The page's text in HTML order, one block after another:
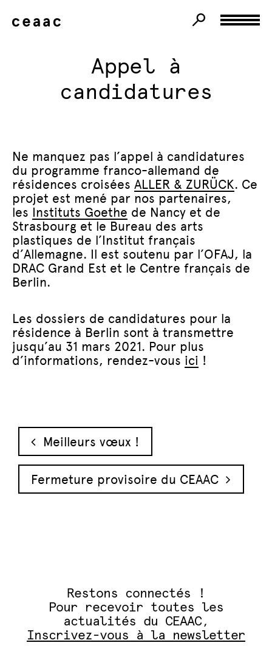
Appel à
candidatures
Ne manquez pas l’appel à candidatures
du programme franco-allemand de
résidences croisées ALLER & ZURÜCK. Ce
projet est mené par nos partenaires,
les Instituts Goethe de Nancy et de
Strasbourg et le Bureau des arts
plastiques de l’Institut français
d’Allemagne. Il est soutenu par l’OFAJ, la
DRAC Grand Est et le Centre français de
Berlin.
Les dossiers de candidatures pour la
résidence à Berlin sont à transmettre
jusqu’au 31 mars 2021. Pour plus
d’informations, rendez-vous ici !
Navigation des articles
Meilleurs vœux !
Fermeture provisoire du CEAAC
Restons connectés !
Pour recevoir toutes les
actualités du CEAAC,
Inscrivez-vous à la newsletter